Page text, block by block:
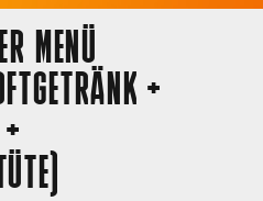
MENÜ
+